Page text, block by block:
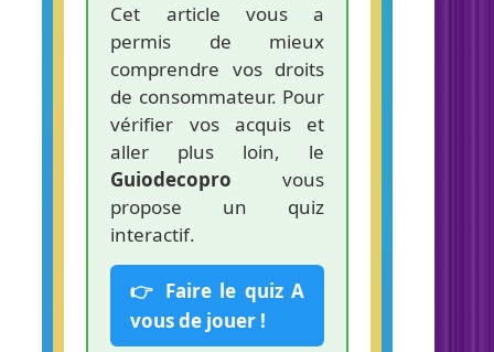
Cet article vous a
permis de mieux
comprendre vos droits
de consommateur. Pour
vérifier vos acquis et
aller plus loin, le
Guiodecopro vous
propose un quiz
interactif.
👉 Faire le quiz A
vous de jouer !